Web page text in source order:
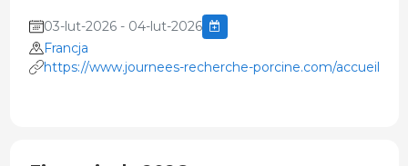
03-lut-2026 - 04-lut-2026
Francja
https://www.journees-recherche-porcine.com/accueil